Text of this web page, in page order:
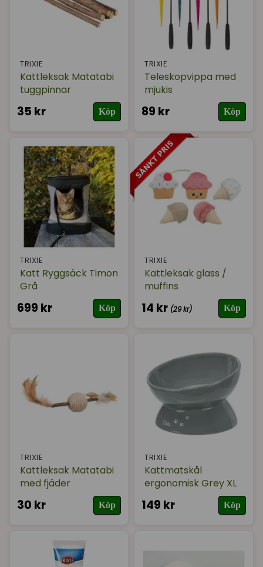
TRIXIE
Kattleksak Matatabi
tuggpinnar
35 kr Köp
TRIXIE
Teleskopvippa med
mjukis
89 kr Köp
TRIXIE
Katt Ryggsäck Timon
Grå
699 kr Köp
TRIXIE
Kattleksak glass /
muffins
14 kr (29 kr) Köp
TRIXIE
Kattleksak Matatabi
med fjäder
30 kr Köp
TRIXIE
Kattmatskål
ergonomisk Grey XL
149 kr Köp